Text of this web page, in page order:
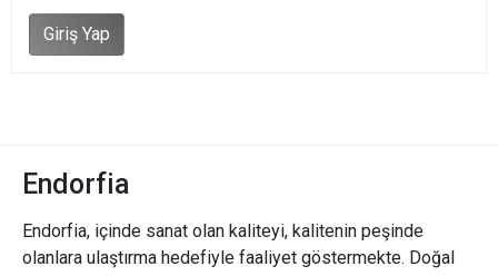
Giriş Yap
Endorfia
Endorfia, içinde sanat olan kaliteyi, kalitenin peşinde
olanlara ulaştırma hedefiyle faaliyet göstermekte. Doğal